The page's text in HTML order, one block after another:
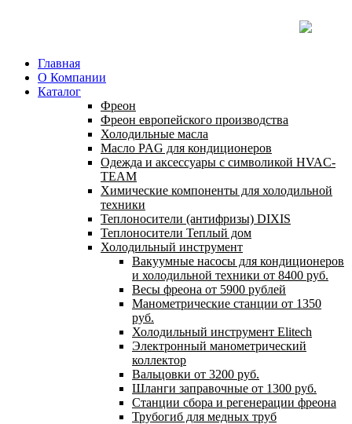
Главная
О Компании
Каталог
Фреон
Фреон европейского производства
Холодильные масла
Масло PAG для кондиционеров
Одежда и аксессуары с символикой HVAC-
TEAM
Химические компоненты для холодильной
техники
Теплоносители (антифризы) DIXIS
Теплоносители Теплый дом
Холодильный инструмент
Вакуумные насосы для кондиционеров
и холодильной техники от 8400 руб.
Весы фреона от 5900 рублей
Манометрические станции от 1350
руб.
Холодильный инструмент Elitech
Электронный манометрический
коллектор
Вальцовки от 3200 руб.
Шланги заправочные от 1300 руб.
Станции сбора и регенерации фреона
Трубогиб для медных труб